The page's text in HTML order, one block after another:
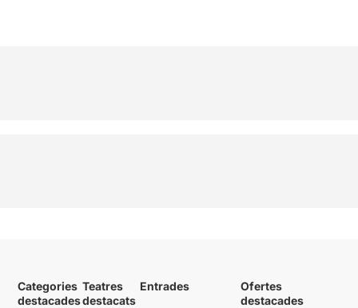
Categories
destacades
Teatres
destacats
Entrades
Ofertes
destacades